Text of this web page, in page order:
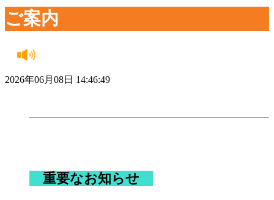
ご案内
2026年06月08日 14:46:49
重要なお知らせ